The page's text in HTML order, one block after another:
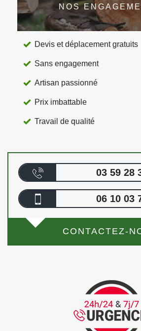
NOS
Devis et déplacement gratuits
Sans engagement
Artisan passionné
Prix imbattable
Travail de qualité
03 59 28
06 10 03
CONTACTEZ-